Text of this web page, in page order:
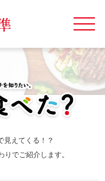
見えてくる！？
でご紹介します。